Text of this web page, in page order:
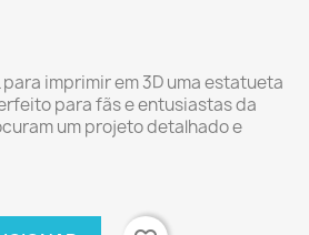
para imprimir em 3D uma estatueta
para fãs e entusiastas da
um projeto detalhado e